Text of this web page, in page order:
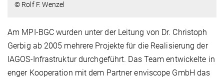
© Rolf F. Wenzel
Am MPI-BGC wurden unter der Leitung von Dr. Christoph
Gerbig ab 2005 mehrere Projekte für die Realisierung der
IAGOS-Infrastruktur durchgeführt. Das Team entwickelte in
enger Kooperation mit dem Partner enviscope GmbH das